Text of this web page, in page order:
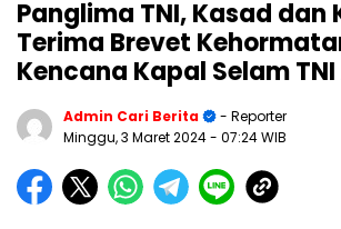
Panglima TNI, Kasad dan
Terima Brevet
Kencana Kapal Selam TNI
Admin Cari Berita
- Reporter
Minggu, 3 Maret 2024- 07:24 WIB